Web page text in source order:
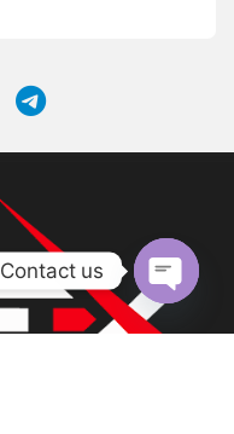
Contact us